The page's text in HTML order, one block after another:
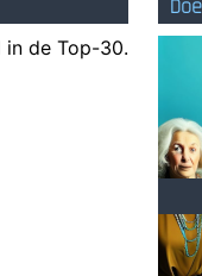
Een
drijft weer, maar
de klànten achter
Bèter eine
vinden ze Deschacht
de Top-30.